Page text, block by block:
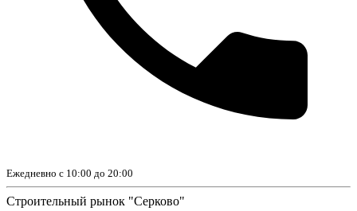
Ежедневно с 10:00 до 20:00
Строительный рынок "Серково"